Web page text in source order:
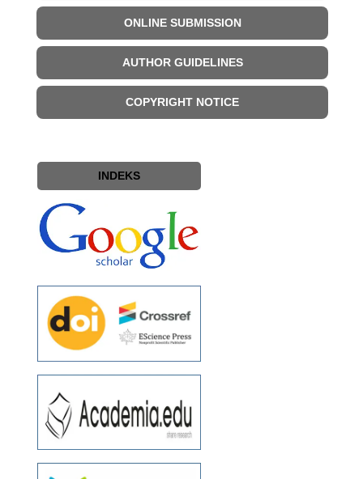
ONLINE SUBMISSION
AUTHOR GUIDELINES
COPYRIGHT NOTICE
INDEKS